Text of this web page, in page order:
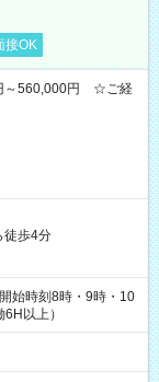
接OK
～560,000円 ☆ご経
徒歩4分
始時刻8時・9時・10
以上）